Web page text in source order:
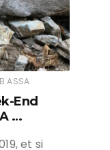
ASSA
End
…
et si